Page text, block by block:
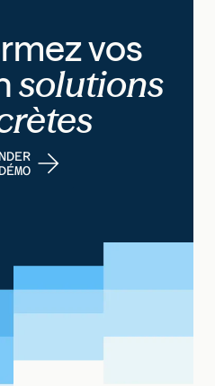
vos
solutions